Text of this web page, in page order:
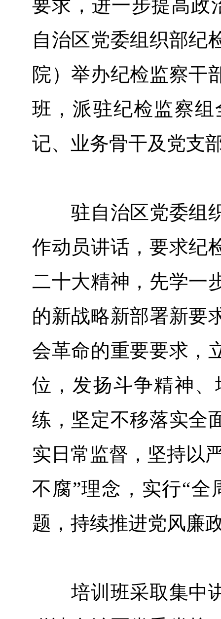
要求，进一步提高政
自治区党委组织部纪
院）举办纪检监察干
班，派驻纪检监察
记、业务骨干及党支
驻自治区党委组织
作动员讲话，要求纪
二十大精神，先学一
的新战略新部署新要
会革命的重要要求，
位，发扬斗争精神
练，坚定不移落实全
实日常监督，坚持以
不腐”理念，实行“全
题，持续推进党风廉
培训班采取集中讲